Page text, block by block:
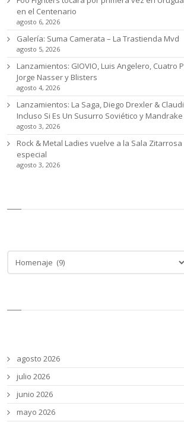
en el Centenario
agosto 6, 2026
Galería: Suma Camerata – La Trastienda Mvd
agosto 5, 2026
Lanzamientos: GIOVIO, Luis Angelero, Cuatro
Jorge Nasser y Blisters
agosto 4, 2026
Lanzamientos: La Saga, Diego Drexler &
Incluso Si Es Un Susurro Soviético y
agosto 3, 2026
Rock & Metal Ladies vuelve a la Sala
especial
agosto 3, 2026
Categoría
de
noticias
agosto 2026
julio 2026
junio 2026
mayo 2026